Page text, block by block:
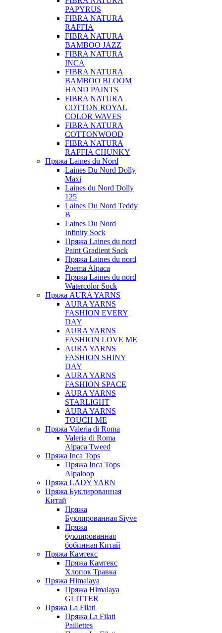
PAPYRUS
FIBRA NATURA
RAFFIA
FIBRA NATURA
BAMBOO JAZZ
FIBRA NATURA
INCA
FIBRA NATURA
BAMBOO BLOOM
HAND PAINTS
FIBRA NATURA
COTTON ROYAL
COLOR WAVES
FIBRA NATURA
COTTONWOOD
FIBRA NATURA
RAFFIA CHUNKY
Пряжа Laines du Nord
Laines Du Nord Dolly
Maxi
Laines du Nord Dolly
125
Laines Du Nord Teddy
B
Laines Du Nord
Infinity Sock
Пряжа Laines du nord
Paint Gradient Sock
Пряжа Laines du nord
Poema Alpaca
Пряжа Laines du nord
Watercolor Sock
Пряжа AURA YARNS
AURA YARNS
FASHION EVERY
DAY
AURA YARNS
FASHION LOVE ME
AURA YARNS
FASHION SHINY
DAY
AURA YARNS
FASHION SPACE
AURA YARNS
STARLIGHT
AURA YARNS
TOUCH ME
Пряжа Valeria di Roma
Valeria di Roma
Alpaca Tweed
Пряжа Inca Tops
Пряжа Inca Tops
Alpaloop
Пряжа LADY YARN
Пряжа Буклированная
Китай
Пряжа
Буклированная Siyve
Пряжа
буклированная
бобинная Китай
Пряжа Камтекс
Пряжа Камтекс
Хлопок Травка
Пряжа Himalaya
Пряжа Himalaya
GLITTER
Пряжа La Filati
Пряжа La Filati
Paillettes